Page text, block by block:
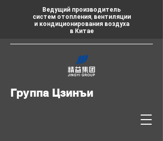
Ведущий производитель
систем отопления, вентиляции
и кондиционирования воздуха
в Китае
Группа Цзинъи